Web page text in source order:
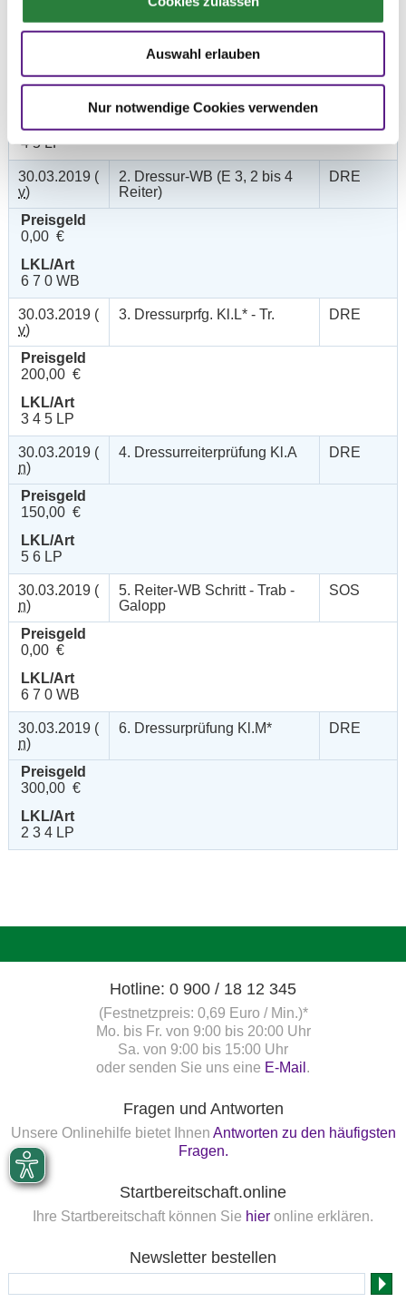
Auswahl erlauben
Nur notwendige Cookies verwenden
30.03.2019 (
Preisgeld
LKL/Art
4 5 LP
30.03.2019 (
v)
2. Dressur-WB (E 3, 2 bis 4
Reiter)
DRE
Preisgeld
0,00 €
LKL/Art
6 7 0 WB
30.03.2019 (
v)
3. Dressurprfg. Kl.L* - Tr. DRE
Preisgeld
200,00 €
LKL/Art
3 4 5 LP
30.03.2019 (
n)
4. Dressurreiterprüfung Kl.A DRE
Preisgeld
150,00 €
LKL/Art
5 6 LP
30.03.2019 (
n)
5. Reiter-WB Schritt - Trab -
Galopp
SOS
Preisgeld
0,00 €
LKL/Art
6 7 0 WB
30.03.2019 (
n)
6. Dressurprüfung Kl.M* DRE
Preisgeld
300,00 €
LKL/Art
2 3 4 LP
Hotline: 0 900 / 18 12 345
(Festnetzpreis: 0,69 Euro / Min.)*
Mo. bis Fr. von 9:00 bis 20:00 Uhr
Sa. von 9:00 bis 15:00 Uhr
oder senden Sie uns eine E-Mail .
Fragen und Antworten
Unsere Onlinehilfe bietet Ihnen Antworten zu den häufigsten
Fragen.
Startbereitschaft.online
Ihre Startbereitschaft können Sie hier online erklären.
Newsletter bestellen